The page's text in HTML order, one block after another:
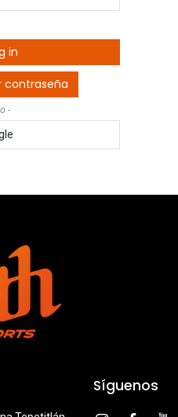
in
contraseña
-
Síguenos